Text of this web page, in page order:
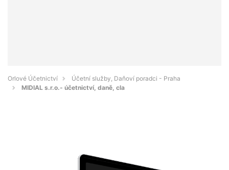
Orlové Účetnictví
Účetní služby, Daňoví poradci - Praha
MIDIAL s.r.o.- účetnictví, daně, cla